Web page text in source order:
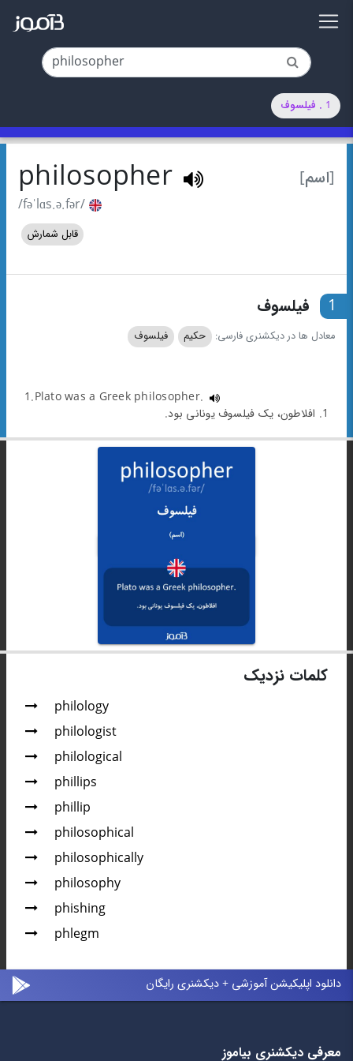
1 . فیلسوف
[اسم] philosopher
/fəˈlɑs.ə.fər/
قابل شمارش
1 فیلسوف
معادل ها در دیکشنری فارسی: حکیم فیلسوف
1.Plato was a Greek philosopher.
1. افلاطون، یک فیلسوف یونانی بود.
کلمات نزدیک
philology
philologist
philological
phillips
phillip
philosophical
philosophically
philosophy
phishing
phlegm
دانلود اپلیکیشن آموزشی + دیکشنری رایگان
معرفی دیکشنری بیاموز